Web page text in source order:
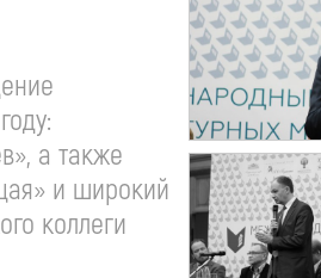
а также
и широкий
коллеги